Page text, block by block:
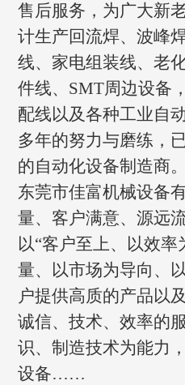
售后服务，为广大新
计生产回流焊、波峰
线、家电组装线、老
件线、SMT周边设备
配线以及各种工业自
多年的努力与磨练，
的自动化设备制造商。
东莞市佳富机械设备
量、客户满意、源远
以“客户至上、以效
量、以市场为导向、
户提供高质的产品以
诚信、技术、效率的
识、制造技术为能力
设备……